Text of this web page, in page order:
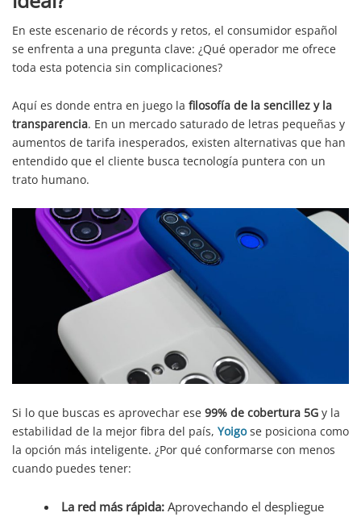
En este escenario de récords y retos, el consumidor español
se enfrenta a una pregunta clave: ¿Qué operador me ofrece
toda esta potencia sin complicaciones?
Aquí es donde entra en juego la filosofía de la sencillez y la
transparencia. En un mercado saturado de letras pequeñas y
aumentos de tarifa inesperados, existen alternativas que han
entendido que el cliente busca tecnología puntera con un
trato humano.
Si lo que buscas es aprovechar ese 99% de cobertura 5G y la
estabilidad de la mejor fibra del país, Yoigose posiciona como
la opción más inteligente. ¿Por qué conformarse con menos
cuando puedes tener:
La red más rápida: Aprovechando el despliegue